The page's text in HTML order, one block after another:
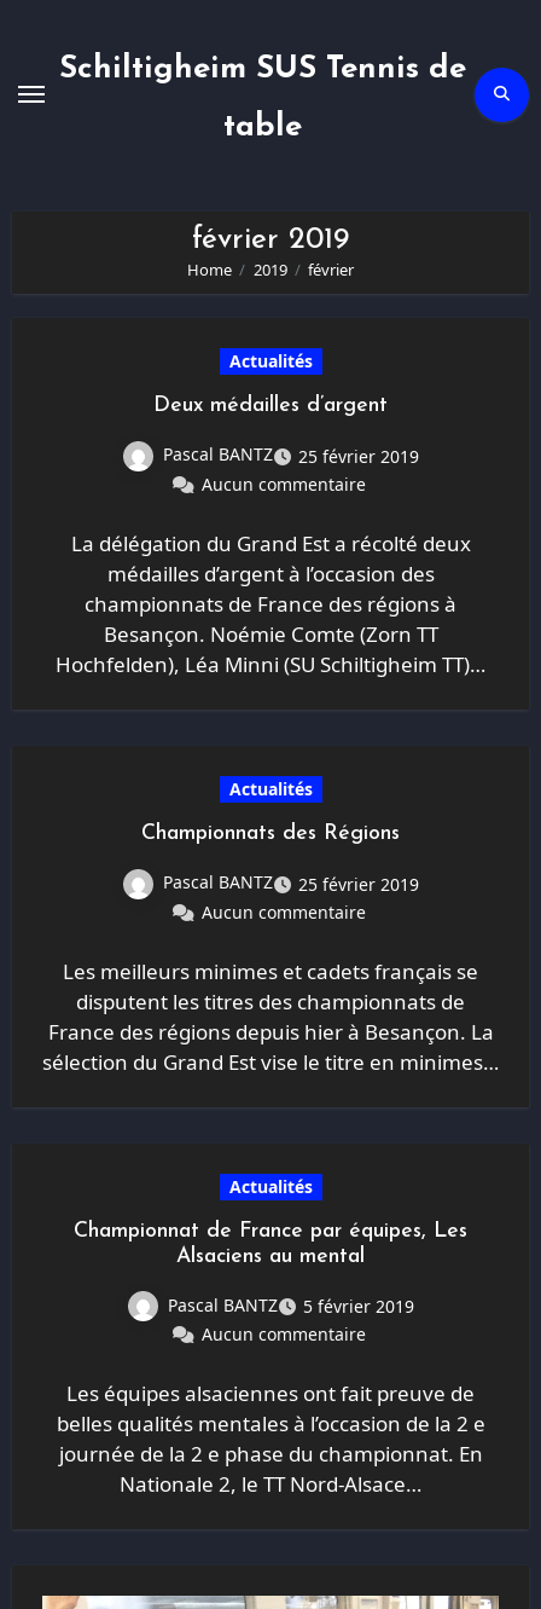
Schiltigheim SUS Tennis de
table
février 2019
Home 2019 février
Actualités
Deux médailles d’argent
Pascal BANTZ
25 février 2019
Aucun commentaire
La délégation du Grand Est a récolté deux
médailles d’argent à l’occasion des
championnats de France des régions à
Besançon. Noémie Comte (Zorn TT
Hochfelden), Léa Minni (SU Schiltigheim TT)…
Actualités
Championnats des Régions
Pascal BANTZ
25 février 2019
Aucun commentaire
Les meilleurs minimes et cadets français se
disputent les titres des championnats de
France des régions depuis hier à Besançon. La
sélection du Grand Est vise le titre en minimes…
Actualités
Championnat de France par équipes, Les
Alsaciens au mental
Pascal BANTZ
5 février 2019
Aucun commentaire
Les équipes alsaciennes ont fait preuve de
belles qualités mentales à l’occasion de la 2 e
journée de la 2 e phase du championnat. En
Nationale 2, le TT Nord-Alsace…